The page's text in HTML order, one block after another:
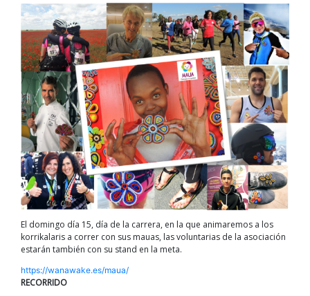
El domingo día 15, día de la carrera, en la que animaremos a los
korrikalaris a correr con sus mauas, las voluntarias de la asociación
estarán también con su stand en la meta.
https://wanawake.es/maua/
RECORRIDO